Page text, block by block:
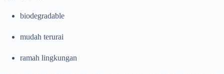
biodegradable
mudah terurai
ramah lingkungan